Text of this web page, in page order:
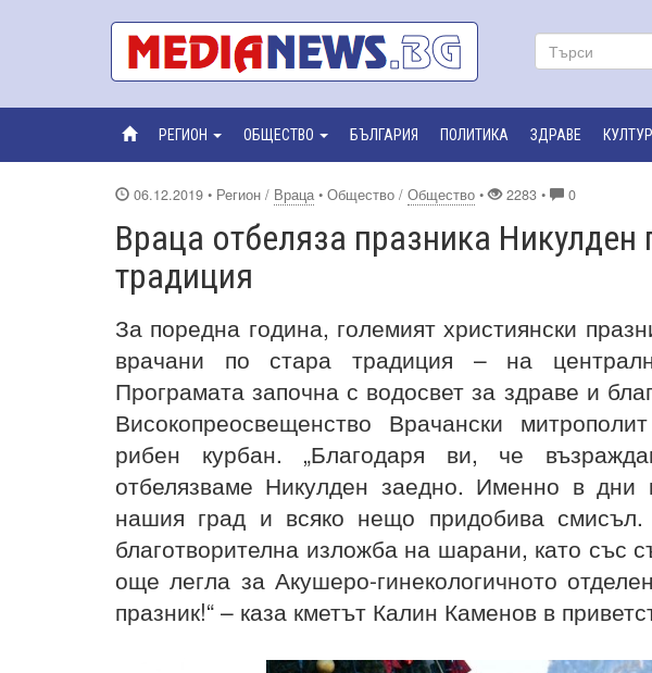
РЕГИОН ОБЩЕСТВО БЪЛГАРИЯ ПОЛИТИКА ЗДРАВЕ
06.12.2019 • Регион / Враца • Общество / Общество • 2283 • 0
Враца отбеляза празника Никулден
традиция
За поредна година, големият християнски
врачани по стара традиция – на
Програмата започна с водосвет за здраве и
Високопреосвещенство Врачански
рибен курбан. „Благодаря ви, че
отбелязваме Никулден заедно. Именно в
нашия град и всяко нещо придобива смисъл.
благотворителна изложба на шарани, като със
още легла за Акушеро-гинекологичното
празник!“ – каза кметът Калин Каменов в